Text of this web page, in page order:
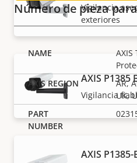
Vigilancia
exteriores
AXIS P1385
Vigilancia
AXIS
Número de pieza
AR,
UK,